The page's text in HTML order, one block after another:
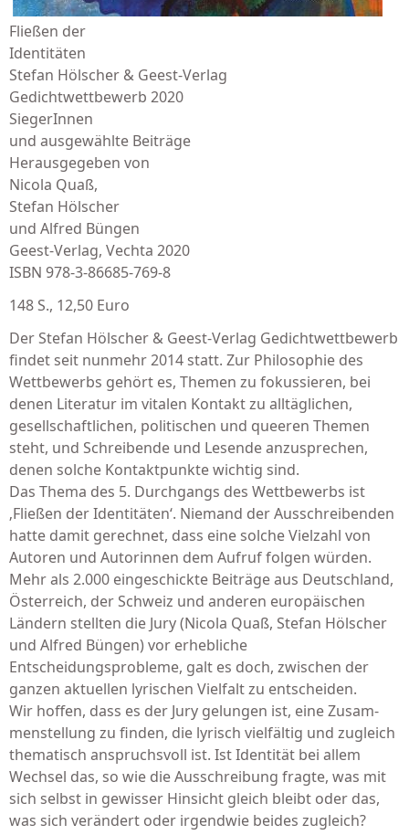
Fließen der
Identitäten
Stefan Hölscher & Geest-Verlag
Gedichtwettbewerb 2020
SiegerInnen
und ausgewählte Beiträge
Herausgegeben von
Nicola Quaß,
Stefan Hölscher
und Alfred Büngen
Geest-Verlag, Vechta 2020
ISBN 978‐3‐86685-769-8
148 S., 12,50 Euro
Der Stefan Hölscher & Geest-Verlag Gedichtwett­be­werb
findet seit nunmehr 2014 statt. Zur Philo­sophie des
Wettbewerbs gehört es, Themen zu fokus­sieren, bei
denen Literatur im vitalen Kontakt zu alltäg­lichen,
gesellschaftlichen, politischen und queeren Themen
steht, und Schreibende und Lesen­de an­­zusprechen,
denen solche Kontakt­punkte wichtig sind.
Das Thema des 5. Durchgangs des Wettbewerbs ist
‚Fließen der Identitäten‘. Niemand der Ausschrei­ben­den
hatte damit gerechnet, dass eine solche Vielzahl von
Autoren und Autorinnen dem Aufruf folgen würden.
Mehr als 2.000 eingeschickte Bei­träge aus Deutschland,
Österreich, der Schweiz und anderen europäischen
Ländern stellten die Jury (Nicola Quaß, Stefan Hölscher
und Alfred Büngen) vor erhebliche
Entscheidungsprobleme, galt es doch, zwischen der
ganzen aktuellen lyrischen Vielfalt zu entscheiden.
Wir hoffen, dass es der Jury gelungen ist, eine Zusam­
menstellung zu finden, die lyrisch vielfältig und zugleich
thematisch anspruchsvoll ist. Ist Identität bei allem
Wechsel das, so wie die Ausschreibung fragte, was mit
sich selbst in gewisser Hinsicht gleich bleibt oder das,
was sich verändert oder irgendwie beides zugleich?